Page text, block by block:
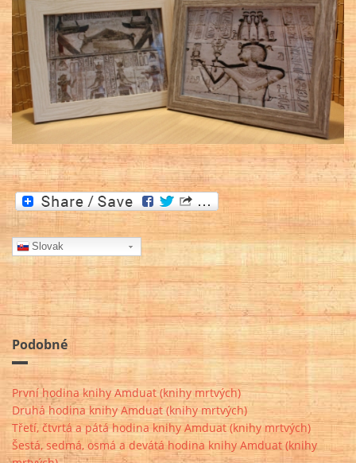
Slovak
Podobné
První hodina knihy Amduat (knihy mrtvých)
Druhá hodina knihy Amduat (knihy mrtvých)
Třetí, čtvrtá a pátá hodina knihy Amduat (knihy mrtvých)
Šestá, sedmá, osmá a devátá hodina knihy Amduat (knihy